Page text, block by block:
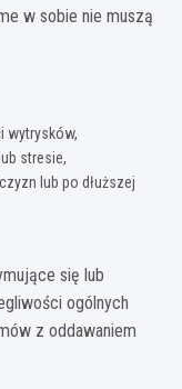
w sobie nie muszą
wytrysków,
stresie,
lub po dłuższej
się lub
ogólnych
z oddawaniem